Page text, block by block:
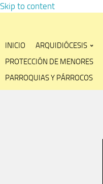
Skip to content
INICIO ARQUIDIÓCESIS
PROTECCIÓN DE MENORES
PARROQUIAS Y PÁRROCOS